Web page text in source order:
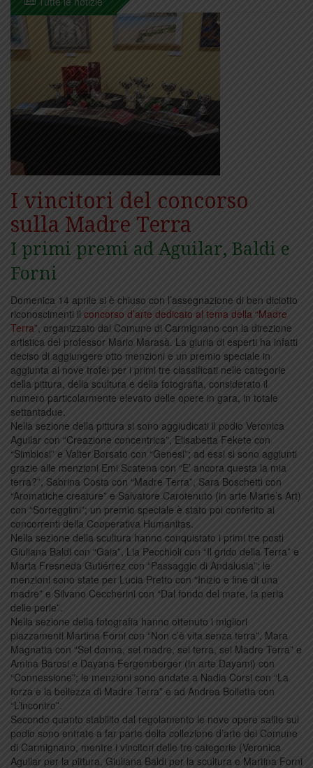
I vincitori del concorso
sulla Madre Terra
I primi premi ad Aguilar, Baldi e
Forni
Domenica 14 aprile si è chiuso con l’assegnazione di ben diciotto
riconoscimenti il concorso d’arte dedicato al tema della “Madre
Terra”, organizzato dal Comune di Carmignano con la direzione
artistica del professor Mario Marasà. La giuria di esperti ha infatti
deciso di aggiungere otto menzioni e un premio speciale in
aggiunta ai nove trofei per i primi tre classificati nelle categorie
della pittura, della scultura e della fotografia, considerato il
numero particolarmente elevato delle opere in gara, in totale
settantadue.
Nella sezione della pittura si sono aggiudicati il podio Veronica
Aguilar con “Creazione concentrica”, Elisabetta Fekete con
“Simbiosi” e Valter Borsato con “Genesi”; ad essi si sono aggiunti
grazie alle menzioni Emi Scatena con “E’ ancora questa la mia
terra?”, Sabrina Costa con “Madre Terra”, Sara Boschetti con
“Aromatiche creature” e Salvatore Carotenuto (in arte Marte’s Art)
con “Sorreggimi”; un premio speciale è stato poi conferito ai
concorrenti della Cooperativa Humanitas.
Nella sezione della scultura hanno conquistato i primi tre posti
Giuliana Baldi con “Gaia”, Lia Pecchioli con “Il grido della Terra” e
Marta Fresneda Gutiérrez con “Passaggio di Andalusia”; le
menzioni sono state per Lucia Pretto con “Inizio e fine di una
madre” e Silvano Ceccherini con “Dal fondo del mare, la perla
delle perle”.
Nella sezione della fotografia hanno ottenuto i migliori
piazzamenti Martina Forni con “Non c’è vita senza terra”, Mara
Magnatta con “Sei donna, sei madre, sei terra, sei Madre Terra” e
Amina Barosi e Dayana Fergemberger (in arte Dayami) con
“Connessione”; le menzioni sono andate a Nadia Corsi con “La
forza e la bellezza di Madre Terra” e ad Andrea Bolletta con
“L’incontro”.
Secondo quanto stabilito dal regolamento le nove opere salite sul
podio sono entrate a far parte della collezione d’arte del Comune
di Carmignano, mentre i vincitori delle tre categorie (Veronica
Aguilar per la pittura, Giuliana Baldi per la scultura e Martina Forni